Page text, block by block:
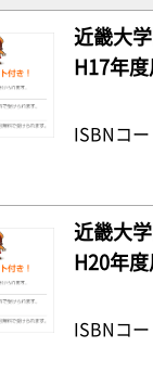
近畿大
H17年
ISBNコ
近畿大
H20年
ISBNコ